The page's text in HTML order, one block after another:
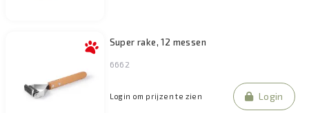
Super rake, 12 messen
6662
Login om prijzen te zien Login